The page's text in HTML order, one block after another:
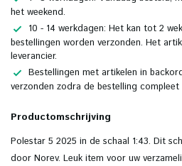
het weekend.
10 - 14 werkdagen: Het kan tot 2
bestellingen worden verzonden. Het
leverancier.
Bestellingen met artikelen in
verzonden zodra de bestelling compleet
Productomschrijving
Polestar 5 2025 in de schaal 1:43. Dit
door Norev. Leuk item voor uw